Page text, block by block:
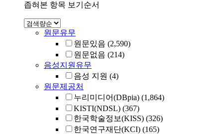
좁혀본 항목 보기순서
원문유무
원문있음 (2,590)
원문없음 (214)
음성지원유무
음성 지원 (4)
원문제공처
누리미디어(DBpia) (1,864)
KISTI(NDSL) (367)
한국학술정보(KISS) (326)
한국연구재단(KCI) (165)